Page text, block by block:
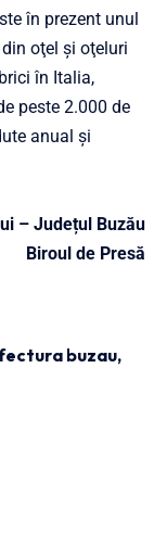
în prezent unul
oţel şi oţeluri
în Italia,
peste 2.000 de
anual şi
– Județul Buzău
Biroul de Presă
buzau,